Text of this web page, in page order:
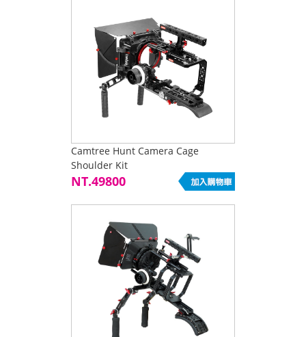
Camtree Hunt Camera Cage
Shoulder Kit
NT.49800